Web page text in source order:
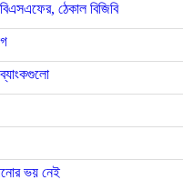
বিএসএফের, ঠেকাল বিজিবি
ভয় নেই